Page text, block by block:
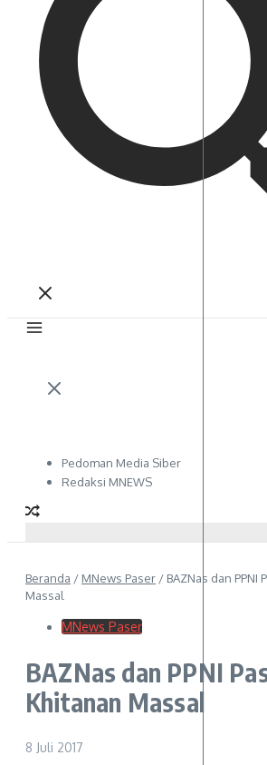
Pedoman Media Siber
Redaksi MNEWS
Beranda / MNews Paser / BAZNas dan PPNI
Massal
MNews Paser
BAZNas dan PPNI
Khitanan Massal
8 Juli 2017